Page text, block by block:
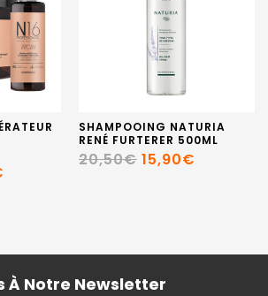
SHAMPOOING NATURIA
RENÉ FURTERER 500ML
20,50€ 15,90€
À Notre Newsletter